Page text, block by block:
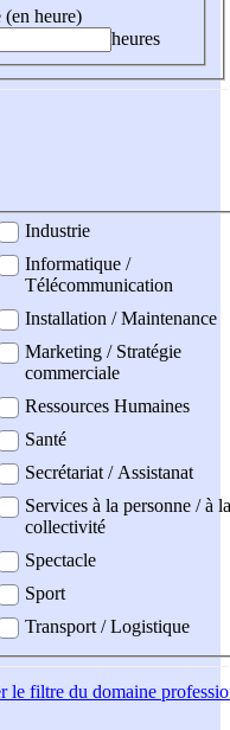
heure)
heures
Industrie
Informatique /
Télécommunication
Installation / Maintenance
Marketing / Stratégie
commerciale
Ressources Humaines
Santé
Secrétariat / Assistanat
Services à la personne / à la
collectivité
Spectacle
Sport
Transport / Logistique
le filtre du domaine